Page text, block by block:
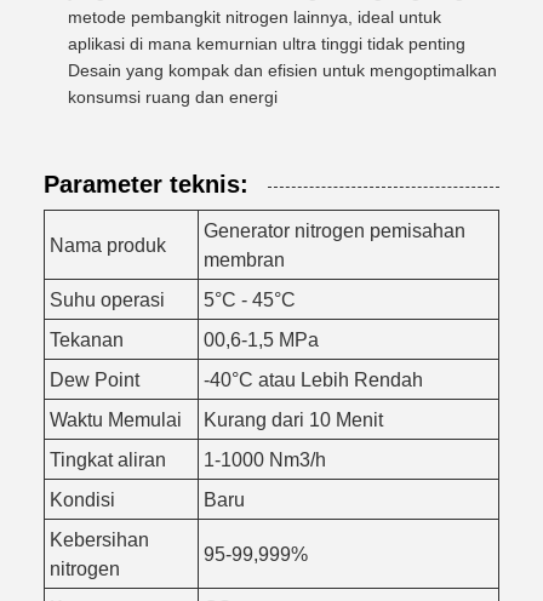
metode pembangkit nitrogen lainnya, ideal untuk
aplikasi di mana kemurnian ultra tinggi tidak penting
Desain yang kompak dan efisien untuk mengoptimalkan
konsumsi ruang dan energi
Parameter teknis:
Nama produk
Generator nitrogen pemisahan
membran
Suhu operasi
5°C - 45°C
Tekanan
00,6-1,5 MPa
Dew Point
-40°C atau Lebih Rendah
Waktu Memulai
Kurang dari 10 Menit
Tingkat aliran
1-1000 Nm3/h
Kondisi
Baru
Kebersihan
nitrogen
95-99,999%